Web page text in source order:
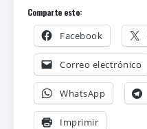
Comparte esto:
Facebook
Correo electrónico
WhatsApp
Imprimir